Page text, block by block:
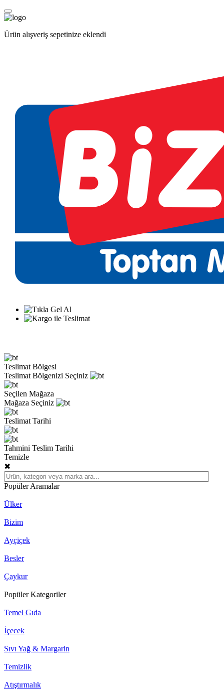
Ürün alışveriş sepetinize eklendi
Teslimat Bölgesi
Teslimat Bölgenizi Seçiniz
Seçilen Mağaza
Mağaza Seçiniz
Teslimat Tarihi
Tahmini Teslim Tarihi
Temizle
✖
Popüler Aramalar
Ülker
Bizim
Ayçiçek
Besler
Çaykur
Popüler Kategoriler
Temel Gıda
İçecek
Sıvı Yağ & Margarin
Temizlik
Atıştırmalık